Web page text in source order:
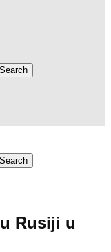
Search
Search
Rusiji u